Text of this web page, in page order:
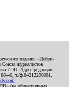
издания «Дебри-
журналистов
И.Ю. Адрес редакции:
46, т./ф.84212296081.
ДВ» (на общественных